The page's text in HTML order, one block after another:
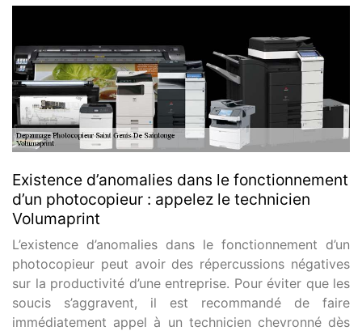
Existence d’anomalies dans le fonctionnement
d’un photocopieur : appelez le technicien
Volumaprint
L’existence d’anomalies dans le fonctionnement d’un
photocopieur peut avoir des répercussions négatives
sur la productivité d’une entreprise. Pour éviter que les
soucis s’aggravent, il est recommandé de faire
immédiatement appel à un technicien chevronné dès